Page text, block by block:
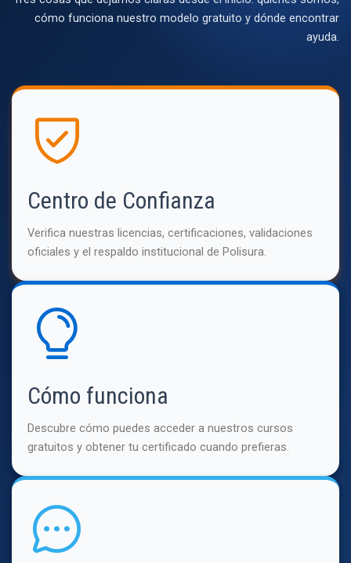
cómo funciona nuestro modelo gratuito y dónde encontrar
ayuda.
Centro de Confianza
Verifica nuestras licencias, certificaciones, validaciones
oficiales y el respaldo institucional de Polisura.
Cómo funciona
Descubre cómo puedes acceder a nuestros cursos
gratuitos y obtener tu certificado cuando prefieras.